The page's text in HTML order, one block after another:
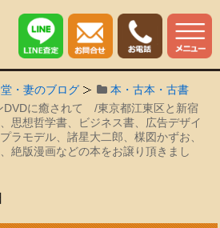
・妻のブログ
本・古本・古書
DVDに癒されて /東京都江東区と新宿
思想哲学書、ビジネス書、広告デザイ
ラモデル、諸星大二郎、楳図かずお、
絶版漫画などの本をお譲り頂きまし